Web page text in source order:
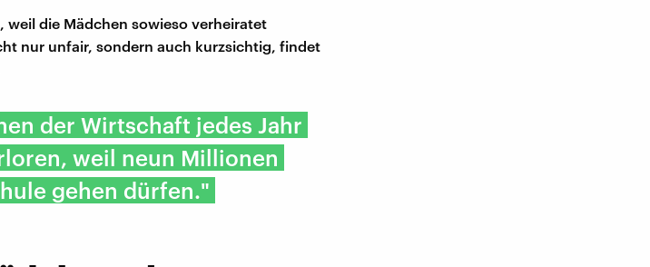
weil die Mädchen sowieso verheiratet
nur unfair, sondern auch kurzsichtig, findet
der Wirtschaft jedes Jahr
weil neun Millionen
gehen dürfen."